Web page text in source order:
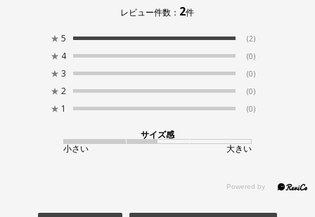
レビュー件数： 2件
★ 5 (2)
★ 4 (0)
★ 3 (0)
★ 2 (0)
★ 1 (0)
サイズ感
小さい
大きい